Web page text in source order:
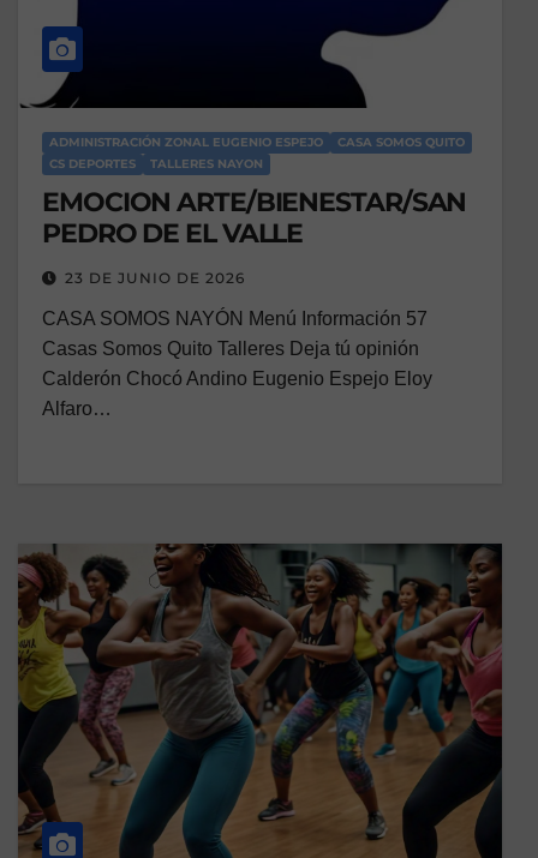
ADMINISTRACIÓN ZONAL EUGENIO ESPEJO
CASA SOMOS QUITO
CS DEPORTES
TALLERES NAYON
EMOCION ARTE/BIENESTAR/SAN
PEDRO DE EL VALLE
23 DE JUNIO DE 2026
CASA SOMOS NAYÓN Menú Información 57
Casas Somos Quito Talleres Deja tú opinión
Calderón Chocó Andino Eugenio Espejo Eloy
Alfaro…